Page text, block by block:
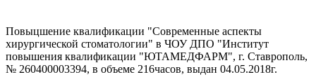
Повыцшение квалификации "Современные аспекты
хирургической стоматологии" в ЧОУ ДПО "Институт
повышения квалификации "ЮТАМЕДФАРМ", г. Ставрополь,
№ 260400003394, в объеме 216часов, выдан 04.05.2018г.